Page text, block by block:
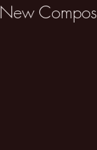
New